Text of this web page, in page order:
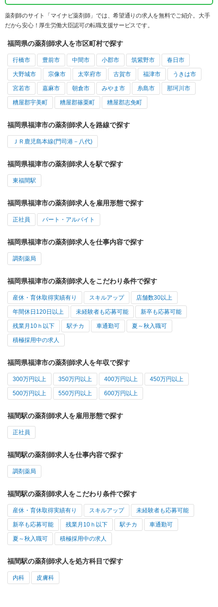
薬剤師のサイト「マイナビ薬剤師」では、希望通りの求人を無料でご紹介。大手
だから安心！厚生労働大臣認可の転職支援サービスです。
福岡県の薬剤師求人を市区町村で探す
行橋市 豊前市 中間市 小郡市 筑紫野市 春日市
大野城市 宗像市 太宰府市 古賀市 福津市 うきは市
宮若市 嘉麻市 朝倉市 みやま市 糸島市 那珂川市
糟屋郡宇美町 糟屋郡篠栗町 糟屋郡志免町
福岡県福津市の薬剤師求人を路線で探す
ＪＲ鹿児島本線(門司港－八代)
福岡県福津市の薬剤師求人を駅で探す
東福間駅
福岡県福津市の薬剤師求人を雇用形態で探す
正社員 パート・アルバイト
福岡県福津市の薬剤師求人を仕事内容で探す
調剤薬局
福岡県福津市の薬剤師求人をこだわり条件で探す
産休・育休取得実績有り スキルアップ 店舗数30以上
年間休日120日以上 未経験者も応募可能 新卒も応募可能
残業月10ｈ以下 駅チカ 車通勤可 夏～秋入職可
積極採用中の求人
福岡県福津市の薬剤師求人を年収で探す
300万円以上 350万円以上 400万円以上 450万円以上
500万円以上 550万円以上 600万円以上
福間駅の薬剤師求人を雇用形態で探す
正社員
福間駅の薬剤師求人を仕事内容で探す
調剤薬局
福間駅の薬剤師求人をこだわり条件で探す
産休・育休取得実績有り スキルアップ 未経験者も応募可能
新卒も応募可能 残業月10ｈ以下 駅チカ 車通勤可
夏～秋入職可 積極採用中の求人
福間駅の薬剤師求人を処方科目で探す
内科 皮膚科